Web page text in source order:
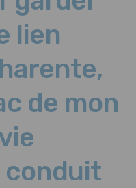
lien
de mon
conduit